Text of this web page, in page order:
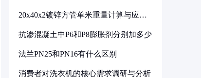
20x40x2镀锌方管单米重量计算与应用
抗渗混凝土中P6和P8膨胀剂分别加多少
法兰PN25和PN16有什么区别
消费者对洗衣机的核心需求调研与分析